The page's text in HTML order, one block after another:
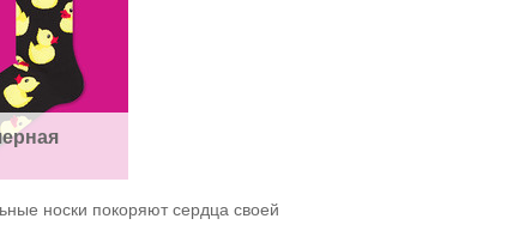
носки покоряют сердца своей